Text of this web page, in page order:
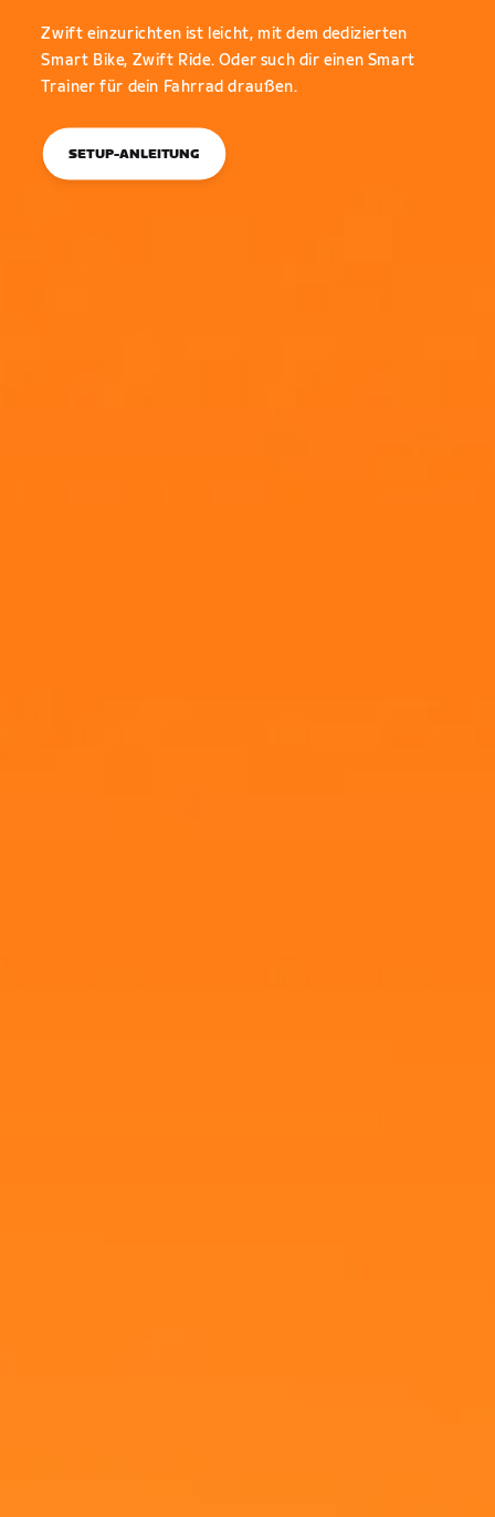
Zwift einzurichten ist leicht, mit dem dedizierten
Smart Bike, Zwift Ride. Oder such dir einen Smart
Trainer für dein Fahrrad draußen.
SETUP-ANLEITUNG